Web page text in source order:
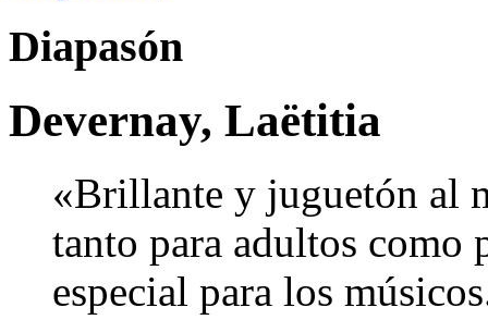
Diapasón
Devernay, Laëtitia
«Brillante y juguetón al
tanto para adultos como
especial para los